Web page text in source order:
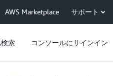
AWS Marketplace サポート
検索 コンソールにサインイン